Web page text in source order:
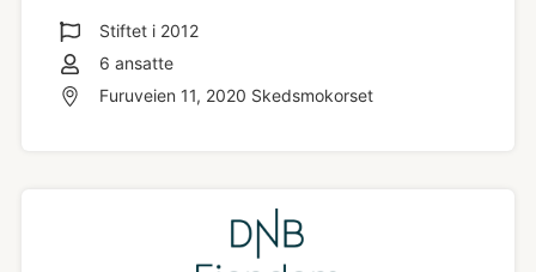
Stiftet i 2012
6 ansatte
Furuveien 11, 2020 Skedsmokorset